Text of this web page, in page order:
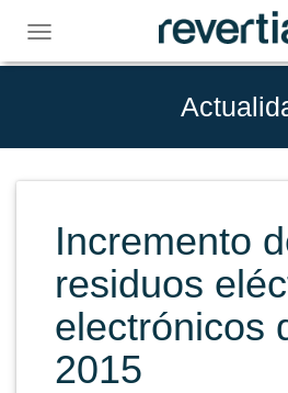
content
Toggle
navigation
Incremento
residuos
electrónicos
2015